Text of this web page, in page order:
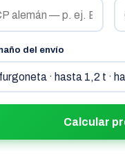
del envío
Calcular